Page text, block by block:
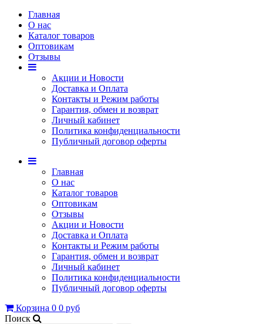
Главная
О нас
Каталог товаров
Оптовикам
Отзывы
Акции и Новости
Доставка и Оплата
Контакты и Режим работы
Гарантия, обмен и возврат
Личный кабинет
Политика конфиденциальности
Публичный договор оферты
Главная
О нас
Каталог товаров
Оптовикам
Отзывы
Акции и Новости
Доставка и Оплата
Контакты и Режим работы
Гарантия, обмен и возврат
Личный кабинет
Политика конфиденциальности
Публичный договор оферты
Корзина 0 0 руб
Поиск